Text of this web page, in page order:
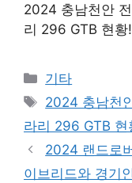
2024 충남천안
리 296 GTB 현황!
Categories
기타
Tags
2024 충남천
라리 296 GTB 현
2024 랜드로
이브리드와 경기